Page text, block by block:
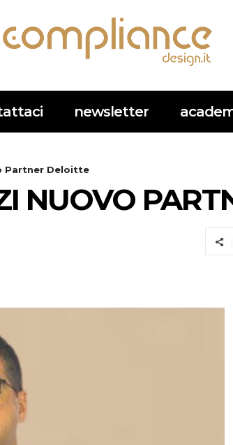
newsletter
Partner Deloitte
NUOVO